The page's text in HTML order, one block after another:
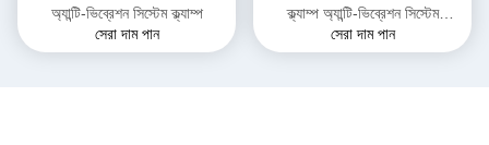
অ্যান্টি-ভিব্রেশন সিস্টেম ক্ল্যাম্প
সেরা দাম পান
ক্ল্যাম্প অ্যান্টি-ভিব্রেশন সিস্টেম
অটোমোটিভ
সেরা দাম পান